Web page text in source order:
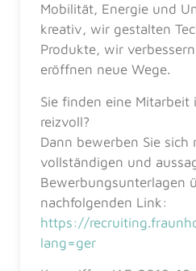
Mobilität, Energie und
kreativ, wir gestalten
Produkte, wir
eröffnen neue Wege.
Sie finden eine Mitarbeit
reizvoll?
Dann bewerben Sie sich
vollständigen und
Bewerbungsunterlagen
nachfolgenden Link:
https://
lang=ger